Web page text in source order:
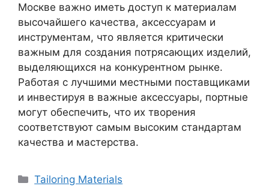
Москве важно иметь доступ к материалам
высочайшего качества, аксессуарам и
инструментам, что является критически
важным для создания потрясающих изделий,
выделяющихся на конкурентном рынке.
Работая с лучшими местными поставщиками
и инвестируя в важные аксессуары, портные
могут обеспечить, что их творения
соответствуют самым высоким стандартам
качества и мастерства.
Categories
Tailoring Materials